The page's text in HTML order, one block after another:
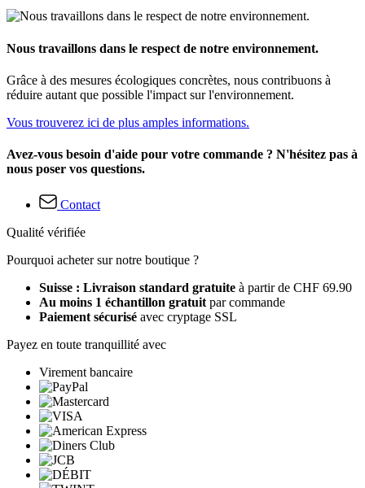
Nous travaillons dans le respect de notre environnement.
Grâce à des mesures écologiques concrètes, nous contribuons à
réduire autant que possible l'impact sur l'environnement.
Vous trouverez ici de plus amples informations.
Avez-vous besoin d'aide pour votre commande ? N'hésitez pas à
nous poser vos questions.
Contact
Qualité vérifiée
Pourquoi acheter sur notre boutique ?
Suisse : Livraison standard gratuite à partir de CHF 69.90
Au moins 1 échantillon gratuit par commande
Paiement sécurisé avec cryptage SSL
Payez en toute tranquillité avec
Virement bancaire